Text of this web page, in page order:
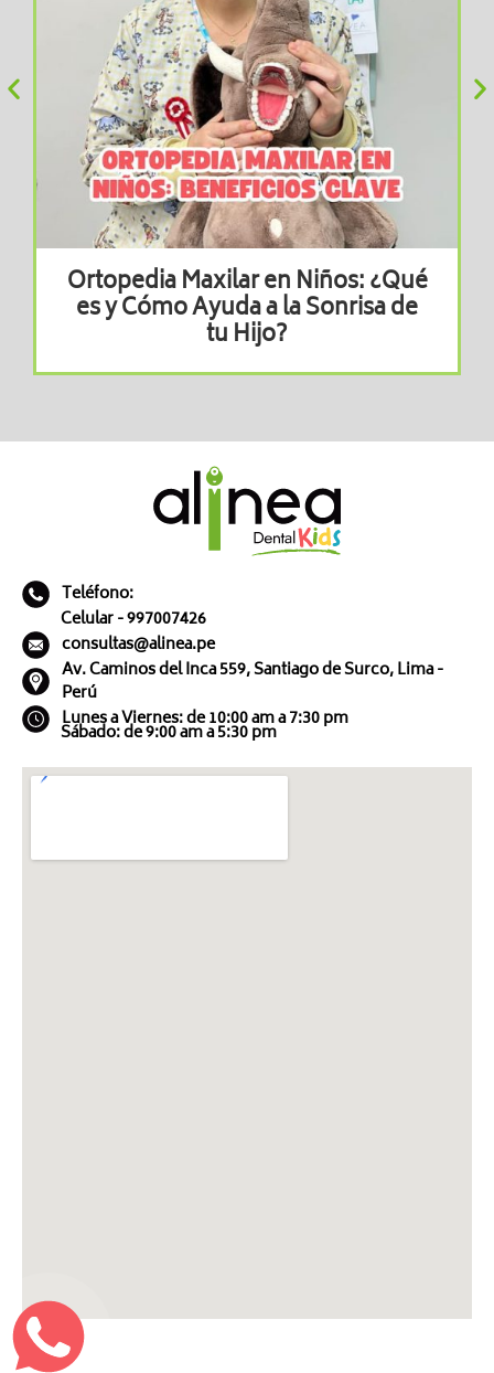
Ortopedia Maxilar en Niños: ¿Qué
es y Cómo Ayuda a la Sonrisa de
tu Hijo?
Teléfono:
Celular - 997007426
consultas@alinea.pe
Av. Caminos del Inca 559, Santiago de Surco, Lima -
Perú
Lunes a Viernes: de 10:00 am a 7:30 pm
Sábado: de 9:00 am a 5:30 pm